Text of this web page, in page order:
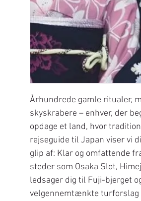
Århundrede gamle ritualer,
skyskrabere – enhver, der
opdage et land, hvor
rejseguide til Japan viser vi
glip af: Klar og omfattende
steder som Osaka Slot,
ledsager dig til Fuji-bjerget
velgennemtænkte turforslag